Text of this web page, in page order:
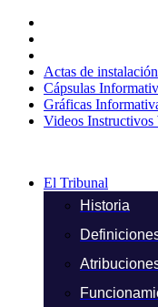
contenido
Actas de instalación
Cápsulas
Gráficas
Videos Instructivos
El Tribunal
Historia